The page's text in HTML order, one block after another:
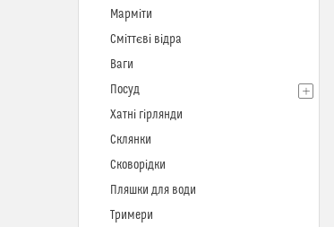
Марміти
Сміттєві відра
Ваги
Посуд
Хатні гірлянди
Склянки
Сковорідки
Пляшки для води
Тримери